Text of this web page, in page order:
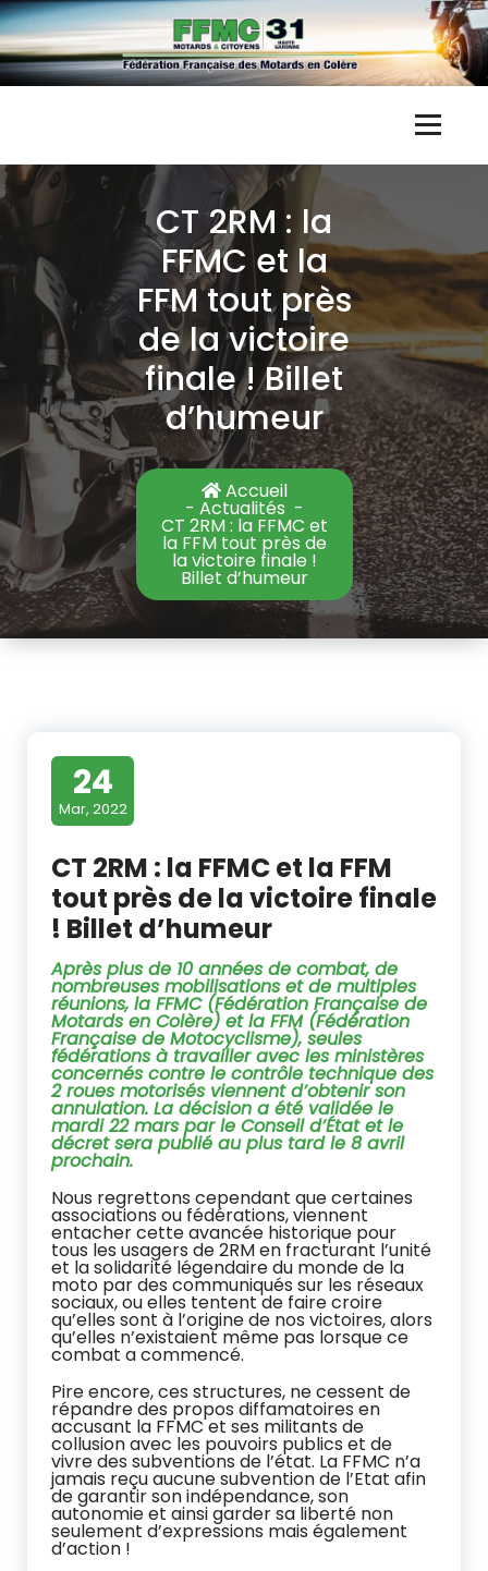
Skip
to
content
F
M
C
3
CT 2RM : la
FFMC et la
FFM tout près
de la victoire
finale ! Billet
d’humeur
Accueil
- Actualités -
CT 2RM : la FFMC et
la FFM tout près de
la victoire finale !
Billet d’humeur
24
Mar, 2022
CT 2RM : la FFMC et la FFM
tout près de la victoire finale
! Billet d’humeur
Après plus de 10 années de combat, de
nombreuses mobilisations et de multiples
réunions, la FFMC (Fédération Française de
Motards en Colère) et la FFM (Fédération
Française de Motocyclisme), seules
fédérations à travailler avec les ministères
concernés contre le contrôle technique des
2 roues motorisés viennent d’obtenir son
annulation. La décision a été validée le
mardi 22 mars par le Conseil d’État et le
décret sera publié au plus tard le 8 avril
prochain.
Nous regrettons cependant que certaines
associations ou fédérations, viennent
entacher cette avancée historique pour
tous les usagers de 2RM en fracturant l’unité
et la solidarité légendaire du monde de la
moto par des communiqués sur les réseaux
sociaux, ou elles tentent de faire croire
qu’elles sont à l’origine de nos victoires, alors
qu’elles n’existaient même pas lorsque ce
combat a commencé.
Pire encore, ces structures, ne cessent de
répandre des propos diffamatoires en
accusant la FFMC et ses militants de
collusion avec les pouvoirs publics et de
vivre des subventions de l’état. La FFMC n’a
jamais reçu aucune subvention de l’Etat afin
de garantir son indépendance, son
autonomie et ainsi garder sa liberté non
seulement d’expressions mais également
d’action !